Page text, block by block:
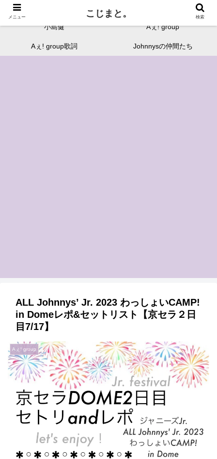
鬼才・小島健と愉快な仲間たちを独断と偏見でまとめます。
小島健 Aぇ! group
Aぇ! group歌詞 Johnnysの仲間たち
ALL Johnnys’ Jr. 2023 わっしょいCAMP!
in Domeレポ&セットリスト【京セラ２日
目7/17】
Aぇ! group
メニュー こじまと。 検索